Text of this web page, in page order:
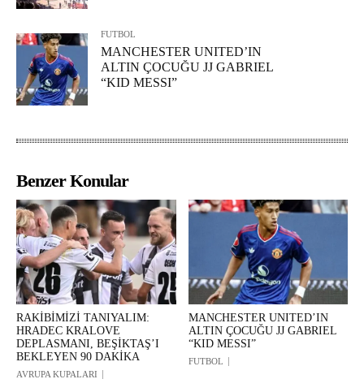
FUTBOL
MANCHESTER UNITED’IN
ALTIN ÇOCUĞU JJ GABRIEL
“KID MESSI”
Benzer Konular
RAKİBİMİZİ TANIYALIM:
HRADEC KRALOVE
DEPLASMANI, BEŞİKTAŞ’I
BEKLEYEN 90 DAKİKA
AVRUPA KUPALARI
MANCHESTER UNITED’IN
ALTIN ÇOCUĞU JJ GABRIEL
“KID MESSI”
FUTBOL